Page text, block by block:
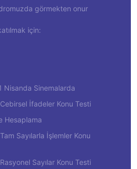
görmekten onur
için:
Nisanda Sinemalarda
İfadeler Konu Testi
Hesaplama
Sayılarla İşlemler Konu
Sayılar Konu Testi